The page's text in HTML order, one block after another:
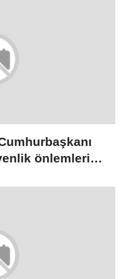
önlemleri